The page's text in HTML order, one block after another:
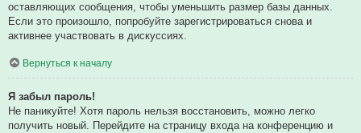
оставляющих сообщения, чтобы уменьшить размер базы данных.
Если это произошло, попробуйте зарегистрироваться снова и
активнее участвовать в дискуссиях.
Вернуться к началу
Я забыл пароль!
Не паникуйте! Хотя пароль нельзя восстановить, можно легко
получить новый. Перейдите на страницу входа на конференцию и